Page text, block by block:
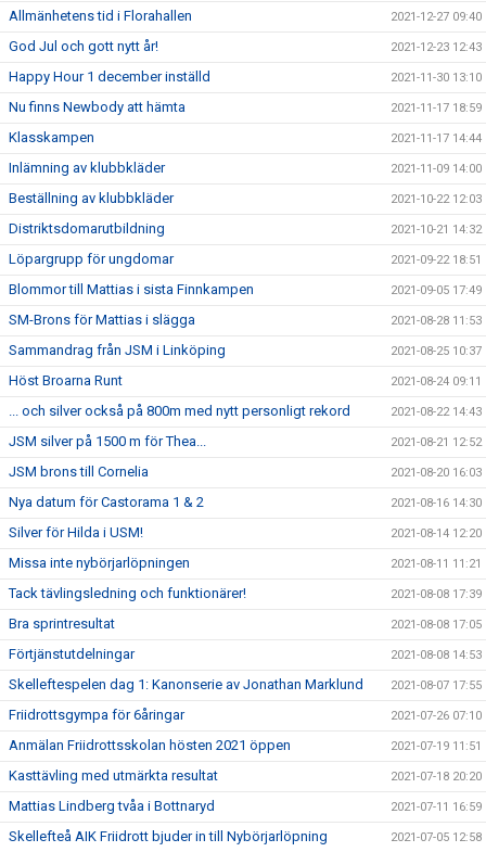
Allmänhetens tid i Florahallen 2021-12-27 09:40
God Jul och gott nytt år! 2021-12-23 12:43
Happy Hour 1 december inställd 2021-11-30 13:10
Nu finns Newbody att hämta 2021-11-17 18:59
Klasskampen 2021-11-17 14:44
Inlämning av klubbkläder 2021-11-09 14:00
Beställning av klubbkläder 2021-10-22 12:03
Distriktsdomarutbildning 2021-10-21 14:32
Löpargrupp för ungdomar 2021-09-22 18:51
Blommor till Mattias i sista Finnkampen 2021-09-05 17:49
SM-Brons för Mattias i slägga 2021-08-28 11:53
Sammandrag från JSM i Linköping 2021-08-25 10:37
Höst Broarna Runt 2021-08-24 09:11
... och silver också på 800m med nytt personligt rekord 2021-08-22 14:43
JSM silver på 1500 m för Thea... 2021-08-21 12:52
JSM brons till Cornelia 2021-08-20 16:03
Nya datum för Castorama 1 & 2 2021-08-16 14:30
Silver för Hilda i USM! 2021-08-14 12:20
Missa inte nybörjarlöpningen 2021-08-11 11:21
Tack tävlingsledning och funktionärer! 2021-08-08 17:39
Bra sprintresultat 2021-08-08 17:05
Förtjänstutdelningar 2021-08-08 14:53
Skelleftespelen dag 1: Kanonserie av Jonathan Marklund 2021-08-07 17:55
Friidrottsgympa för 6åringar 2021-07-26 07:10
Anmälan Friidrottsskolan hösten 2021 öppen 2021-07-19 11:51
Kasttävling med utmärkta resultat 2021-07-18 20:20
Mattias Lindberg tvåa i Bottnaryd 2021-07-11 16:59
Skellefteå AIK Friidrott bjuder in till Nybörjarlöpning 2021-07-05 12:58